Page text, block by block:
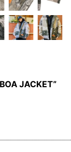
JACKET”